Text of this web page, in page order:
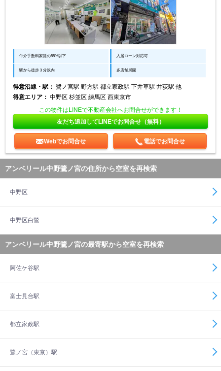
仲介手数料家賃の55%以下 入居ローン対応可
駅から徒歩３分以内 多店舗展開
得意沿線・駅： 鷺ノ宮駅 野方駅 都立家政駅 下井草駅 井荻駅 他
得意エリア： 中野区 杉並区 練馬区 西東京市
この物件はLINEで不動産会社へお問合せができます！
友だち追加してLINEでお問合せ（無料）
Webでお問合せ 電話でお問合せ
アンベリール中野鷺ノ宮の住所から空室を再検索
中野区
中野区白鷺
アンベリール中野鷺ノ宮の最寄駅から空室を再検索
阿佐ケ谷駅
富士見台駅
都立家政駅
鷺ノ宮（東京）駅